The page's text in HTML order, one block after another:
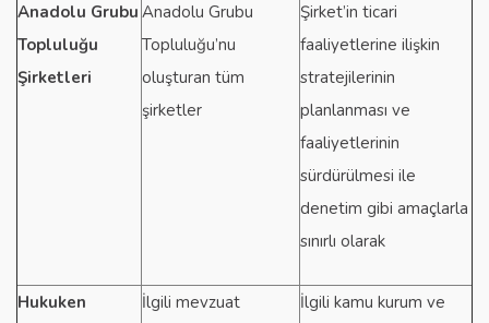
Anadolu Grubu
Topluluğu
Şirketleri
Anadolu Grubu
Topluluğu’nu
oluşturan tüm
şirketler
Şirket’in ticari
faaliyetlerine ilişkin
stratejilerinin
planlanması ve
faaliyetlerinin
sürdürülmesi ile
denetim gibi amaçlarla
sınırlı olarak
Hukuken
İlgili mevzuat
İlgili kamu kurum ve